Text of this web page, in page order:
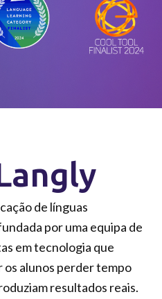
de línguas
por uma equipa de
em tecnologia que
os alunos perder tempo
resultados reais.